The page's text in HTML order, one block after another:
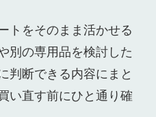
トをそのまま活かせる
別の専用品を検討した
判断できる内容にまと
い直す前にひと通り確